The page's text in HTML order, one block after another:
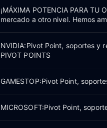
¡MÁXIMA POTENCIA PARA
mercado a otro nivel. Hemos
NVIDIA:Pivot Point, soportes y
PIVOT POINTS
GAMESTOP:Pivot Point,
MICROSOFT:Pivot Point,